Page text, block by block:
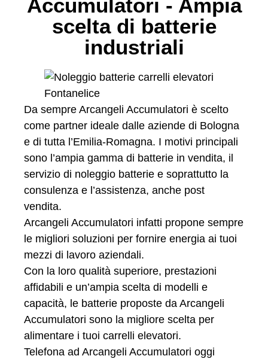
Accumulatori - Ampia
scelta di batterie
industriali
Da sempre Arcangeli Accumulatori è scelto
come partner ideale dalle aziende di Bologna
e di tutta l’Emilia-Romagna. I motivi principali
sono l’ampia gamma di batterie in vendita, il
servizio di noleggio batterie e soprattutto la
consulenza e l’assistenza, anche post
vendita.
Arcangeli Accumulatori infatti propone sempre
le migliori soluzioni per fornire energia ai tuoi
mezzi di lavoro aziendali.
Con la loro qualità superiore, prestazioni
affidabili e un’ampia scelta di modelli e
capacità, le batterie proposte da Arcangeli
Accumulatori sono la migliore scelta per
alimentare i tuoi carrelli elevatori.
Telefona ad Arcangeli Accumulatori oggi